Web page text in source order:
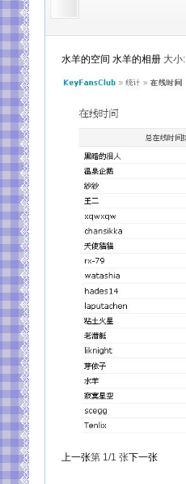
水羊的空间 水羊的相册 大小:
上一张第 1 /1 张下一张